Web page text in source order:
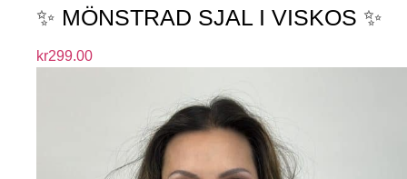
✨ MÖNSTRAD SJAL I VISKOS ✨
kr299.00